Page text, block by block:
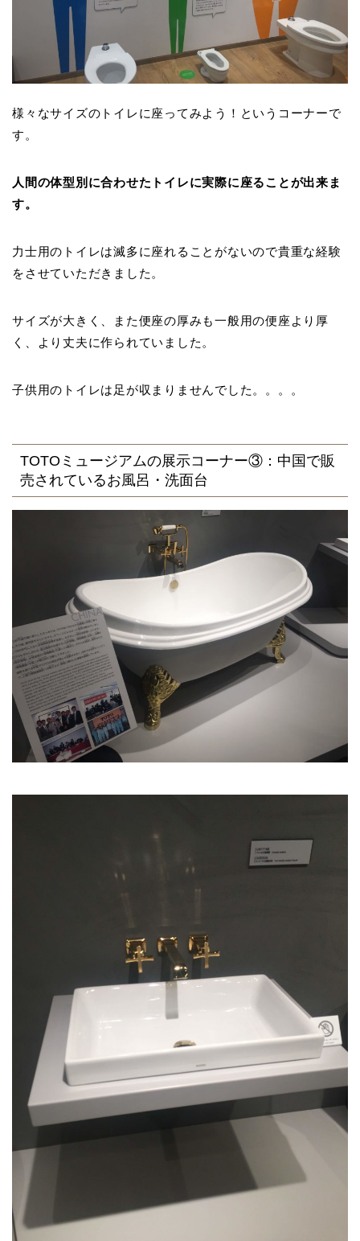
様々なサイズのトイレに座ってみよう！というコーナーで
す。
人間の体型別に合わせたトイレに実際に座ることが出来ま
す。
力士用のトイレは滅多に座れることがないので貴重な経験
をさせていただきました。
サイズが大きく、また便座の厚みも一般用の便座より厚
く、より丈夫に作られていました。
子供用のトイレは足が収まりませんでした。。。。
TOTOミュージアムの展示コーナー③：中国で販
売されているお風呂・洗面台